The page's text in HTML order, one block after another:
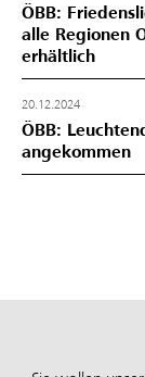
ÖBB:
alle Regionen
erhältlich
20.12.2024
ÖBB:
angekommen